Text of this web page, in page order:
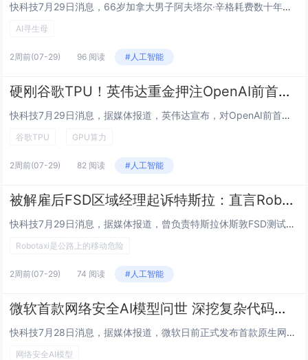
快科技7月29日消息，66岁加拿大男子阿夫塔尔·辛格耗费数十年寻找亲生母亲，动用档案库、社交平台、私家侦探多方渠道都一无所获。濒临绝望之际，他抱着试试看的心态向AI输入零散记忆线索，竟成功串联关键信息，找到失散半个世纪的母亲与同父异母的妹妹...
AI寻生母
2周前(07-29) 96 阅读 #人工智能
硬刚谷歌TPU！英伟达重金押注OpenAI前首席科学家：全栈供给GPU算力
快科技7月29日消息，据媒体报道，英伟达宣布，对OpenAI前首席科学家伊利亚·苏茨克维（Ilya Sutskever）创立的神秘AI实验室Safe Superintelligence进行了一笔“规模可观”的投资。这笔交易属于双方长期合作框...
谷歌TPU GPU算力
2周前(07-29) 82 阅读 #人工智能
被解雇后FSD区域经理起诉特斯拉：直言Robotaxi是公路上的移动危险
快科技7月29日消息，据媒体报道，曾负责特斯拉休斯敦FSD测试业务的经理哈维尔·梅德拉诺在逐级反映“系统性安全监管缺陷”后遭到解雇，目前正以“非法报复”为由起诉特斯拉。梅德拉诺称，特斯拉既不愿增加资源，也拒绝增聘人员，最终让Robotaxi...
Robotaxi是公路上的移动危险
2周前(07-29) 74 阅读 #人工智能
微软首款网络安全AI模型问世 深挖复杂代码隐藏漏洞
快科技7月28日消息，据媒体报道，微软日前正式发布首款原生网络安全模型MAI-Cyber-1-Flash，同时推出名为“感知计划”（Project Perception）的智能体安全系统。这一组合标志着微软在AI安全领域迈出关键一步。微软首...
网络安全AI模型